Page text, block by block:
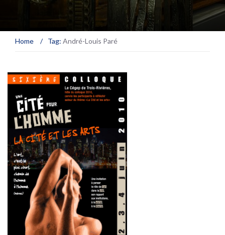
Home / Tag: André-Louis Paré